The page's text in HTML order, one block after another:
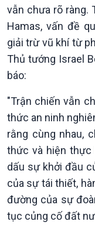
Xã hội
Tin Đời sống & Xã
360 độ Sức khỏe
vẫn chưa rõ ràng.
Hamas, vấn đề
giải trừ vũ khí từ
Thủ tướng Israel
báo:
"Trận chiến vẫn
thức an ninh
rằng cùng nhau,
thức và hiện thực
dấu sự khởi đầu
của sự tái thiết,
đường của sự
tục củng cố đất